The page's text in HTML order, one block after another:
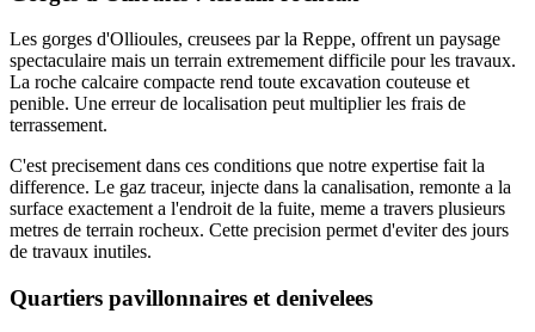
Les gorges d'Ollioules, creusees par la Reppe, offrent un paysage
spectaculaire mais un terrain extremement difficile pour les travaux.
La roche calcaire compacte rend toute excavation couteuse et
penible. Une erreur de localisation peut multiplier les frais de
terrassement.
C'est precisement dans ces conditions que notre expertise fait la
difference. Le gaz traceur, injecte dans la canalisation, remonte a la
surface exactement a l'endroit de la fuite, meme a travers plusieurs
metres de terrain rocheux. Cette precision permet d'eviter des jours
de travaux inutiles.
Quartiers pavillonnaires et denivelees